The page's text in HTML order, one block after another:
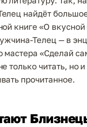
найдёт
книге «О вкусной
Телец — в
мастера «Сделай
только читать, но
прочитанное.